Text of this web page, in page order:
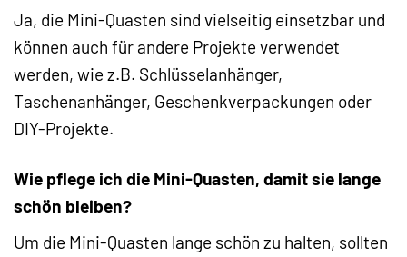
Ja, die Mini-Quasten sind vielseitig einsetzbar und
können auch für andere Projekte verwendet
werden, wie z.B. Schlüsselanhänger,
Taschenanhänger, Geschenkverpackungen oder
DIY-Projekte.
Wie pflege ich die Mini-Quasten, damit sie lange
schön bleiben?
Um die Mini-Quasten lange schön zu halten, sollten